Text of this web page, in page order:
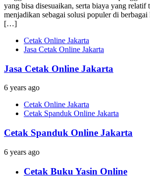
yang bisa disesuaikan, serta biaya yang relatif
menjadikan sebagai solusi populer di
[…]
Cetak Online Jakarta
Jasa Cetak Online Jakarta
Jasa Cetak Online Jakarta
6 years ago
Cetak Online Jakarta
Cetak Spanduk Online Jakarta
Cetak Spanduk Online Jakarta
6 years ago
Cetak Buku Yasin Online